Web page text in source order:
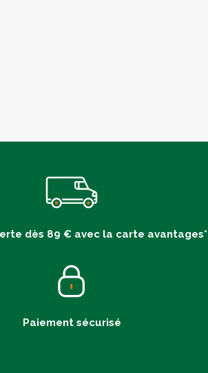
dès 89 € avec la carte avantages*
Paiement sécurisé